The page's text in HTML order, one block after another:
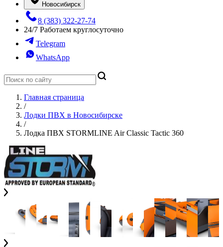
Новосибирск
8 (383) 322-27-74
24/7 Работаем круглосуточно
Telegram
WhatsApp
Главная страница
/
Лодки ПВХ в Новосибирске
/
Лодка ПВХ STORMLINE Air Classic Tactic 360